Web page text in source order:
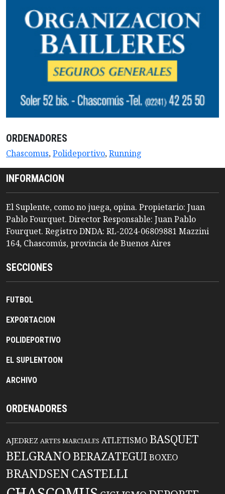
ORDENADORES
Chascomus,Polideportivo,Running
INFORMACION
El Suplente, como no juega, opina. Propietario: Juan
Pablo Fourquet. Director Responsable: Juan Pablo
Fourquet. Registro DNDA: RL-2024-06809881 Mazzini
164, Chascomús, provincia de Buenos Aires
SECCIONES
FUTBOL
EXPORTACION
POLIDEPORTIVO
EL SUPLENTOON
ARCHIVO
ORDENADORES
AJEDREZ ARTES MARCIALES ATLETISMO BASQUET
BELGRANO BERAZATEGUIBOXEO
BRANDSENCASTELLI